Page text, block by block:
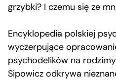
grzybki? I czemu się ze
Encyklopedia polskiej
wyczerpujące
psychodelików na
Sipowicz odkrywa